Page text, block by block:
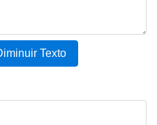
Texto